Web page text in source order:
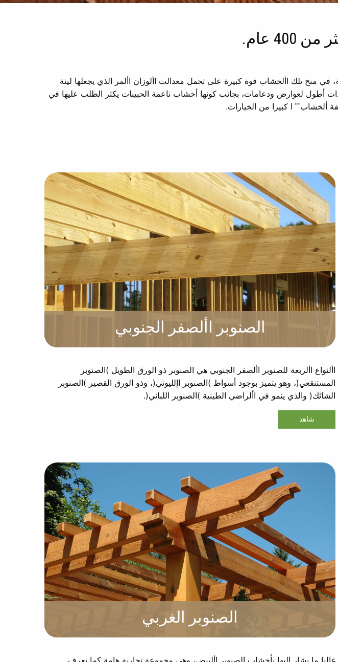
عام.
في منح تلك األخشاب قوة كبيرة على تحمل معدالت األوزان األمر الذي يجعلها لينة
أطول لعوارض ودعامات، بجانب كونها أخشاب ناعمة الحبيبات يكثر الطلب عليها في
ألخشاب ً ً ا كبيرا من الخيارات.
الصنوبر األصفر الجنوبي
األنواع األربعة للصنوبر األصفر الجنوبي هي الصنوبر ذو الورق الطويل )الصنوبر
المستنقعي(، وهو يتميز بوجود أسواط )الصنوبر اإلليوتي(، وذو الورق القصير )الصنوبر
الشائك( والذي ينمو في األراضي الطينية )الصنوبر اللباني(.
شاهد
الصنوبر الغربي
غالبا ما يشار إليها بأخشاب الصنوبر األبيض، وهي مجموعة تجارية هامة كما تعرف